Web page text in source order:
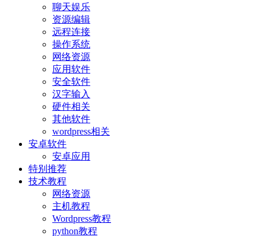
聊天娱乐
资源编辑
远程连接
操作系统
网络资源
应用软件
安全软件
汉字输入
硬件相关
其他软件
wordpress相关
安卓软件
安卓应用
特别推荐
技术教程
网络资源
主机教程
Wordpress教程
python教程